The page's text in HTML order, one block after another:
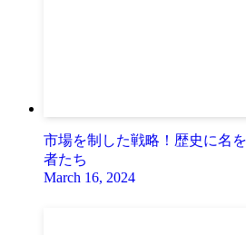
市場を制した戦略！歴史に名
者たち
March 16, 2024